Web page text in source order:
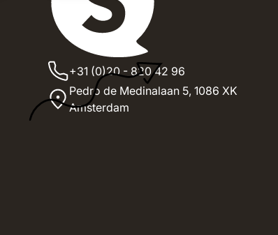
+31 (0)20 - 820 42 96
Pedro de Medinalaan 5,1086 XK
Amsterdam